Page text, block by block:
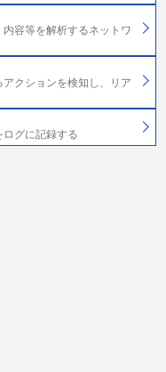
容等を解析するネットワ
クションを検知し、リア
グに記録する